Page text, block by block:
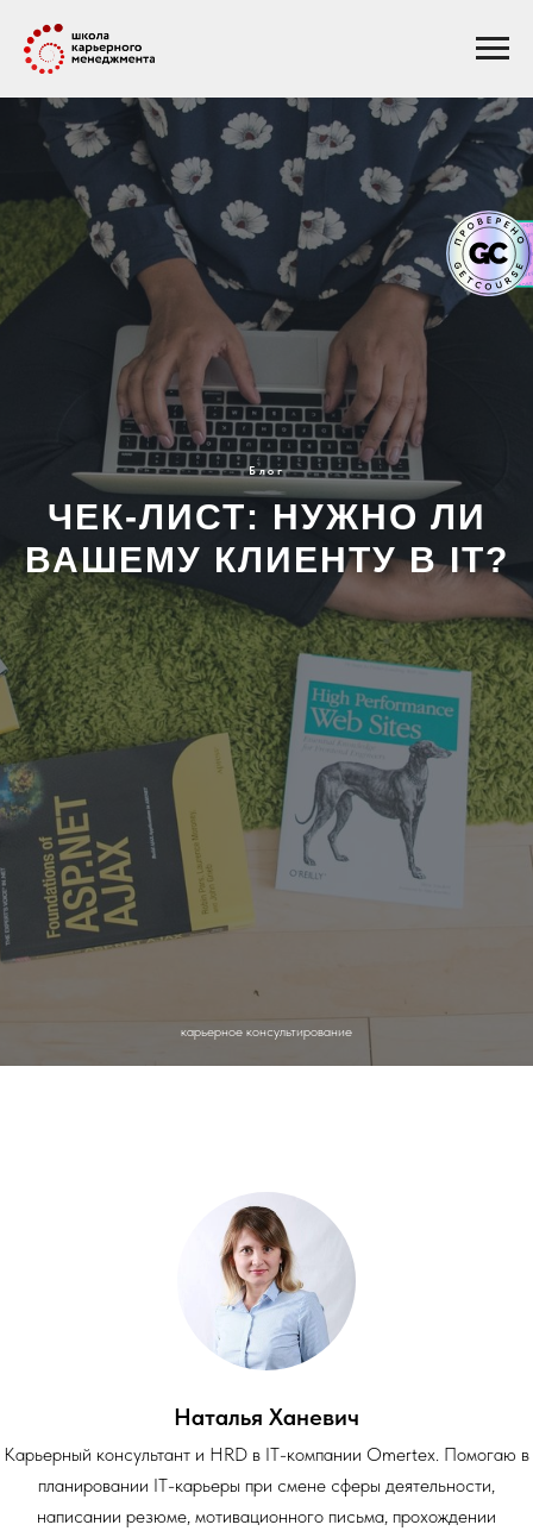
Блог
ЧЕК-ЛИСТ: НУЖНО ЛИ
ВАШЕМУ КЛИЕНТУ В IT?
карьерное консультирование
Наталья Ханевич
Карьерный консультант и HRD в IT-компании Omertex. Помогаю в
планировании IT-карьеры при смене сферы деятельности,
написании резюме, мотивационного письма, прохождении